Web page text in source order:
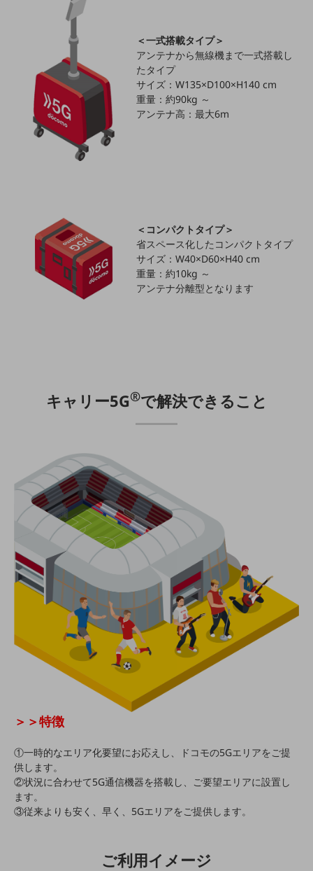
データ利活用
運用管理
業務支援・マーケティング
マーケティング
人材不足解消
業種・業態で探す
業種・業態で探すTOP
自治体
医療・介護
モビリティ
製造・建設業
キーワードで探す
モバイルTOP
法人向けスマホ・携帯に関する、
おすすめの機種、料金やサービスをご紹介
製品
製品TOP
ビジネス向けスマートフォン
＜一式搭載タイプ＞
アンテナから無線機まで一式搭載し
たタイプ
サイズ：W135×D100×H140 cm
重量：約90kg ～
アンテナ高：最大6m
＜コンパクトタイプ＞
省スペース化したコンパクトタイプ
サイズ：W40×D60×H40 cm
重量：約10kg ～
アンテナ分離型となります
キャリー5G®で解決できること
＞＞特徴
①一時的なエリア化要望にお応えし、ドコモの5Gエリアをご提
供します。
②状況に合わせて5G通信機器を搭載し、ご要望エリアに設置し
ます。
③従来よりも安く、早く、5Gエリアをご提供します。
ご利用イメージ